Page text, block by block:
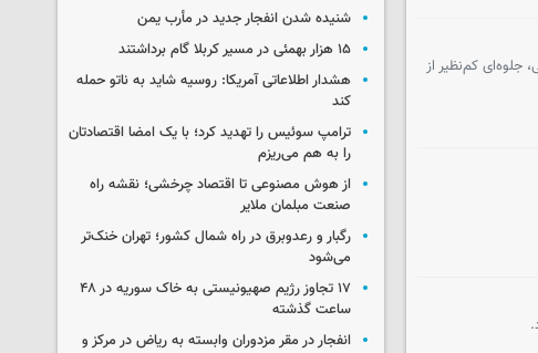
جلوه‌ای کم‌نظیر از
شنیده شدن انفجار جدید در مأرب یمن
۱۵ هزار بهمئی در مسیر کربلا گام برداشتند
هشدار اطلاعاتی آمریکا: روسیه شاید به ناتو حمله
کند
ترامپ سوئیس را تهدید کرد؛ با یک امضا اقتصادتان
را به هم می‌ریزم
از هوش مصنوعی تا اقتصاد چرخشی؛ نقشه راه
صنعت مبلمان ملایر
رگبار و رعدوبرق در راه شمال کشور؛ تهران خنک‌تر
می‌شود
۱۷ تجاوز رژیم صهیونیستی به خاک سوریه در ۴۸
ساعت گذشته
انفجار در مقر مزدوران وابسته به ریاض در مرکز و